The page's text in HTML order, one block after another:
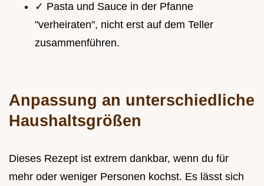
✓ Pasta und Sauce in der Pfanne
"verheiraten", nicht erst auf dem Teller
zusammenführen.
Anpassung an unterschiedliche
Haushaltsgrößen
Dieses Rezept ist extrem dankbar, wenn du für
mehr oder weniger Personen kochst. Es lässt sich